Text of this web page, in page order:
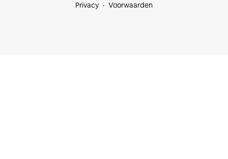
Privacy
Voorwaarden